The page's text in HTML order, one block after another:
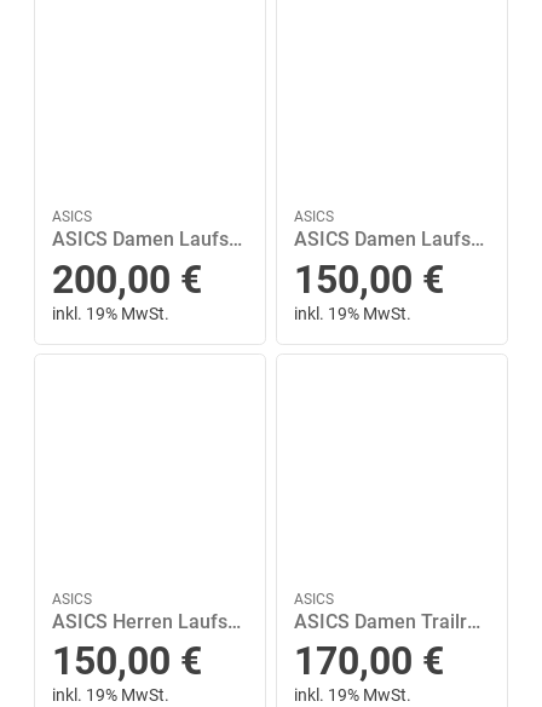
ASICS
ASICS Damen Laufschuhe GEL-KAYANO 32 41 ½ in Pink
200,00 €
inkl. 19% MwSt.
ASICS
ASICS Damen Laufschuhe NOVABLAST 5 41 ½ in Silber
150,00 €
inkl. 19% MwSt.
ASICS
ASICS Herren Laufschuhe NOVABLAST 5 47 in Silber
150,00 €
inkl. 19% MwSt.
ASICS
ASICS Damen Trailrunningschuhe TRABUCO 14 GTX 40 in Grau
170,00 €
inkl. 19% MwSt.